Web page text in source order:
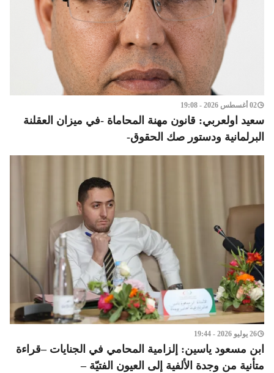
02 أغسطس 2026 - 19:08
سعيد اولعربي: قانون مهنة المحاماة -في ميزان العقلنة
البرلمانية ودستور صك الحقوق-
26 يوليو 2026 - 19:44
ابن مسعود ياسين: إلزامية المحامي في الجنايات –قراءة
متأنية من وجدة الألفية إلى العيون الفتيّة –